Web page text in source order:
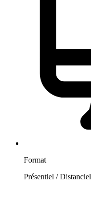
Format
Présentiel / Distanciel